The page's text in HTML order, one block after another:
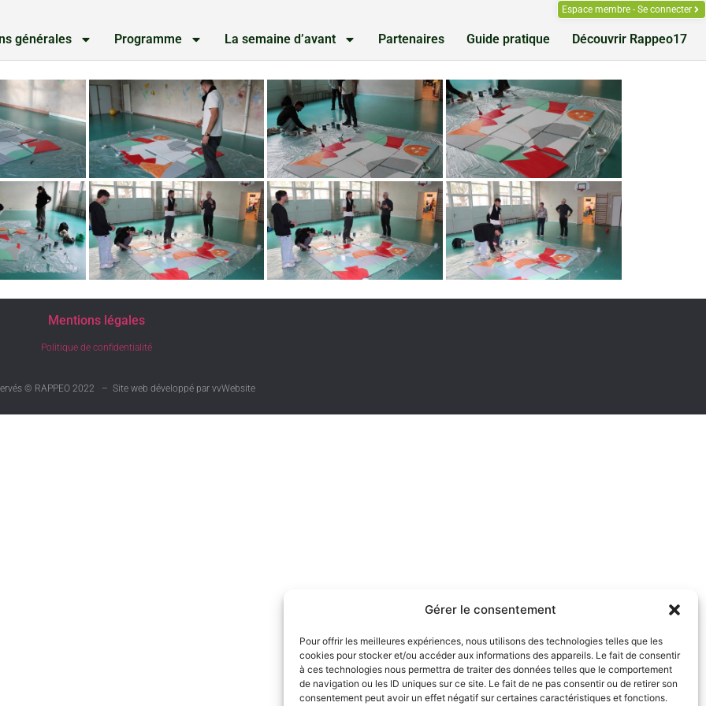
Gérer le consentement
Pour offrir les meilleures expériences, nous utilisons des technologies telles que les
cookies pour stocker et/ou accéder aux informations des appareils. Le fait de consentir
à ces technologies nous permettra de traiter des données telles que le comportement
de navigation ou les ID uniques sur ce site. Le fait de ne pas consentir ou de retirer son
consentement peut avoir un effet négatif sur certaines caractéristiques et fonctions.
Espace membre - Se connecter
générales Programme La semaine d’avant Partenaires Guide pratique Découvrir Rappeo17
Mentions légales
Politique de confidentialité
© RAPPEO 2022 – Site web développé par vvWebsite